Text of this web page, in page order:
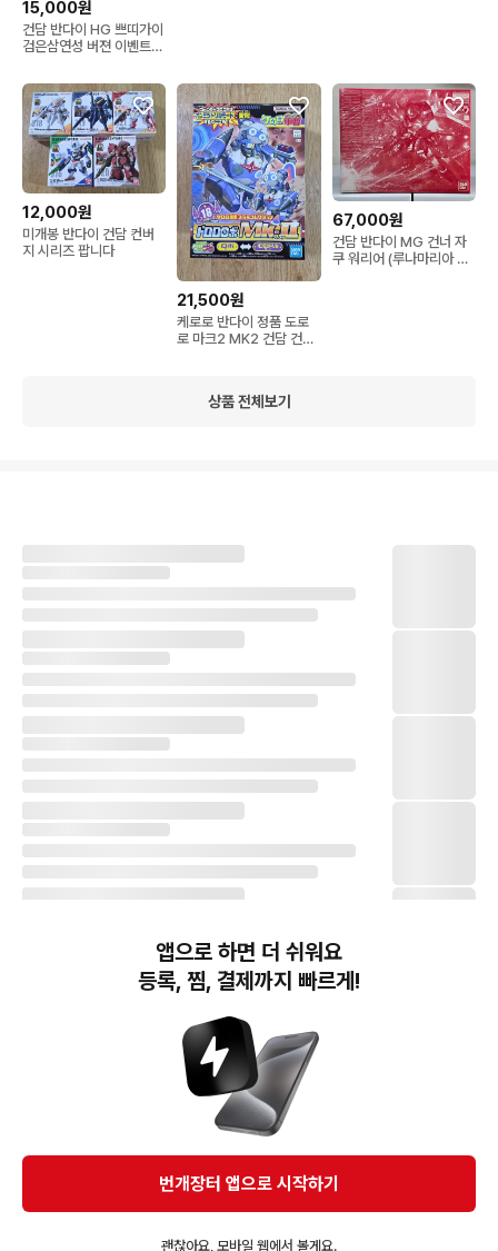
15,000원
건담 반다이 HG 쁘띠가이
검은삼연성 버젼 이벤트
12,000원
미개봉 반다이 건담 컨버
지 시리즈 팝니다
21,500원
케로로 반다이 정품 도로
로 마크2 MK2 건담 건프
67,000원
건담 반다이 MG 건너 자
쿠 워리어 (루나마리아 호
상품 전체보기
번개장터(주) 사업자정보, 이용약관 및 기타 법적고지
번개장터㈜는 통신판매중개자이며, 통신판매의 당사자가 아닙니다. 전자상거래 등에서의
소비자보호에 관한 법률 등 관련 법령 및 번개장터㈜의 약관에 따라 상품, 상품정보, 거래에 관한 책임은
개별 판매자에게 귀속하고, 번개장터㈜는 원칙적으로 회원간 거래에 대하여 책임을 지지 않습니다.
다만, 번개장터㈜가 직접 판매하는 상품에 대한 책임은 번개장터㈜에게 귀속합니다.
APP 다운로드
앱으로 하면 더 쉬워요
등록, 찜, 결제까지 빠르게!
번개장터 앱으로 시작하기
괜찮아요, 모바일 웹에서 볼게요.